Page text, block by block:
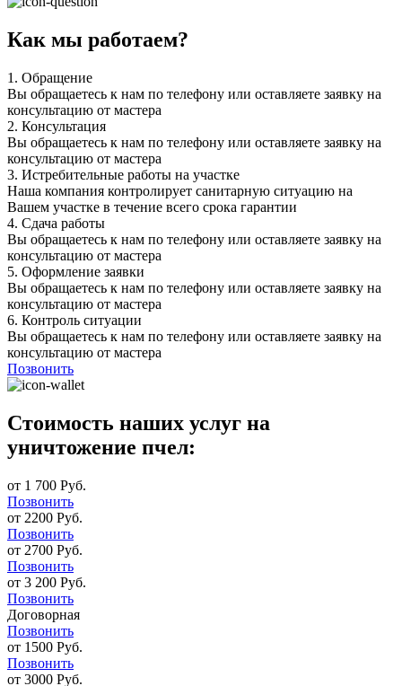
Как мы работаем?
1. Обращение
Вы обращаетесь к нам по телефону или оставляете заявку на
консультацию от мастера
2. Консультация
Вы обращаетесь к нам по телефону или оставляете заявку на
консультацию от мастера
3. Истребительные работы на участке
Наша компания контролирует санитарную ситуацию на
Вашем участке в течение всего срока гарантии
4. Сдача работы
Вы обращаетесь к нам по телефону или оставляете заявку на
консультацию от мастера
5. Оформление заявки
Вы обращаетесь к нам по телефону или оставляете заявку на
консультацию от мастера
6. Контроль ситуации
Вы обращаетесь к нам по телефону или оставляете заявку на
консультацию от мастера
Позвонить
Стоимость наших услуг на
уничтожение пчел:
от 1 700 Руб.
Позвонить
от 2200 Руб.
Позвонить
от 2700 Руб.
Позвонить
от 3 200 Руб.
Позвонить
Договорная
Позвонить
от 1500 Руб.
Позвонить
от 3000 Руб.